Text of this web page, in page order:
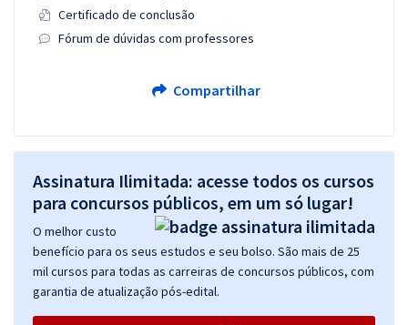
Certificado de conclusão
Fórum de dúvidas com professores
Compartilhar
Assinatura Ilimitada: acesse todos os cursos
para concursos públicos, em um só lugar!
O melhor custo
benefício para os seus estudos e seu bolso. São mais de 25
mil cursos para todas as carreiras de concursos públicos, com
garantia de atualização pós-edital.